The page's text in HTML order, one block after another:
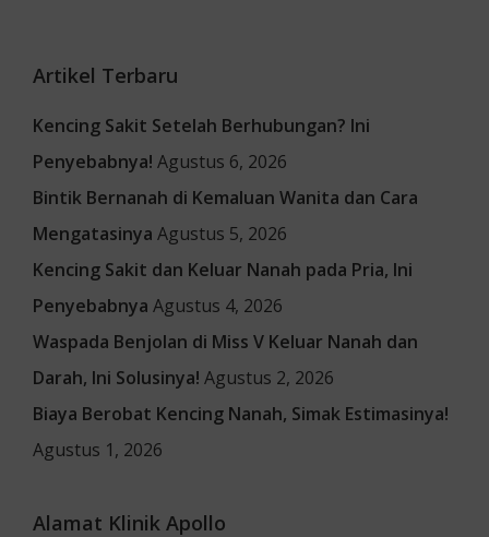
Artikel Terbaru
Kencing Sakit Setelah Berhubungan? Ini
Penyebabnya! Agustus 6, 2026
Bintik Bernanah di Kemaluan Wanita dan Cara
Mengatasinya Agustus 5, 2026
Kencing Sakit dan Keluar Nanah pada Pria, Ini
Penyebabnya Agustus 4, 2026
Waspada Benjolan di Miss V Keluar Nanah dan
Darah, Ini Solusinya! Agustus 2, 2026
Biaya Berobat Kencing Nanah, Simak Estimasinya!
Agustus 1, 2026
Alamat Klinik Apollo